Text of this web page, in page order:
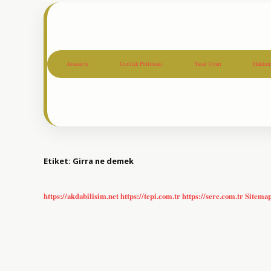
Anasayfa Gizlilik Politikası Yasal Uyarı
Etiket: Girra ne demek
https://akdabilisim.nethttps://tepi.com.trhttps://sere.com.tr